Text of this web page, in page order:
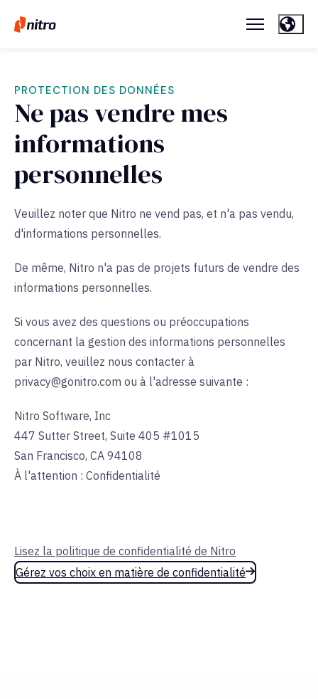
PROTECTION DES DONNÉES
Ne pas vendre mes
informations
personnelles
Veuillez noter que Nitro ne vend pas, et n'a pas vendu,
d'informations personnelles.
De même, Nitro n'a pas de projets futurs de vendre des
informations personnelles.
Si vous avez des questions ou préoccupations
concernant la gestion des informations personnelles
par Nitro, veuillez nous contacter à
privacy@gonitro.com ou à l'adresse suivante :
Nitro Software, Inc
447 Sutter Street, Suite 405 #1015
San Francisco, CA 94108
À l'attention : Confidentialité
Lisez la politique de confidentialité de Nitro
Gérez vos choix en matière de confidentialité